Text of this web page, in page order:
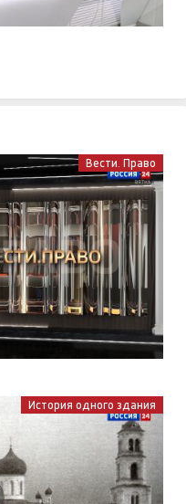
Вести. Право
История одного здания